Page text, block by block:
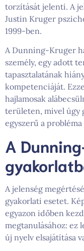
torzítását jelenti. A
Justin Kruger
1999-ben.
A Dunning-Kruger
személy, egy adott
tapasztalatának
kompetenciáját.
hajlamosak
területen, mivel úgy
egyszerű a
A
A jelenség
gyakorlati esetet.
egyazon időben
megtanulásához: ez
új nyelv elsajátítása